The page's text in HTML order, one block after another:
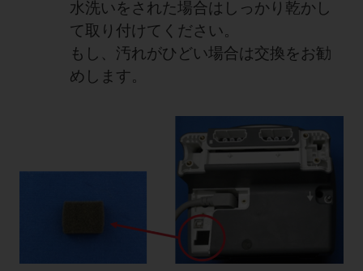
セミナー メルマガ登録
水洗いをされた場合はしっかり乾かし
て取り付けてください。
もし、汚れがひどい場合は交換をお勧
めします。